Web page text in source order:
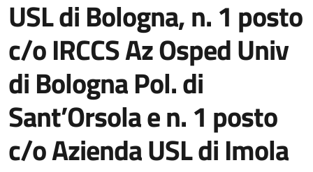
USL di Bologna, n. 1 posto
c/o IRCCS Az Osped Univ
di Bologna Pol. di
Sant’Orsola e n. 1 posto
c/o Azienda USL di Imola